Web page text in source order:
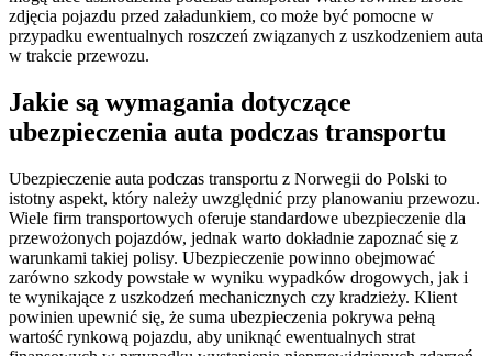
zdjęcia pojazdu przed załadunkiem, co może być pomocne w
przypadku ewentualnych roszczeń związanych z uszkodzeniem auta
w trakcie przewozu.
Jakie są wymagania dotyczące
ubezpieczenia auta podczas transportu
Ubezpieczenie auta podczas transportu z Norwegii do Polski to
istotny aspekt, który należy uwzględnić przy planowaniu przewozu.
Wiele firm transportowych oferuje standardowe ubezpieczenie dla
przewożonych pojazdów, jednak warto dokładnie zapoznać się z
warunkami takiej polisy. Ubezpieczenie powinno obejmować
zarówno szkody powstałe w wyniku wypadków drogowych, jak i
te wynikające z uszkodzeń mechanicznych czy kradzieży. Klient
powinien upewnić się, że suma ubezpieczenia pokrywa pełną
wartość rynkową pojazdu, aby uniknąć ewentualnych strat